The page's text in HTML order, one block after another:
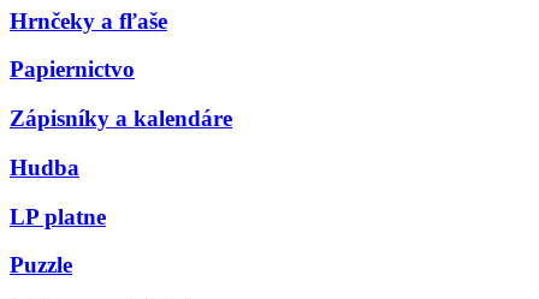
Hrnčeky a fľaše
Papiernictvo
Zápisníky a kalendáre
Hudba
LP platne
Puzzle